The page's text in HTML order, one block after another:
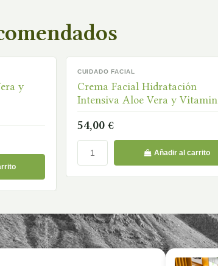
y
EN STOCK
CUIDADO FACIAL
Crema Facial Hidratación
Intensiva Aloe Vera y
54,00 €
Añadir al carrito